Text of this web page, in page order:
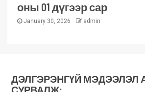
оны 01 дүгээр сар
January 30, 2026 admin
ДЭЛГЭРЭНГҮЙ МЭДЭЭЛЭЛ
СУРВАЛЖ: